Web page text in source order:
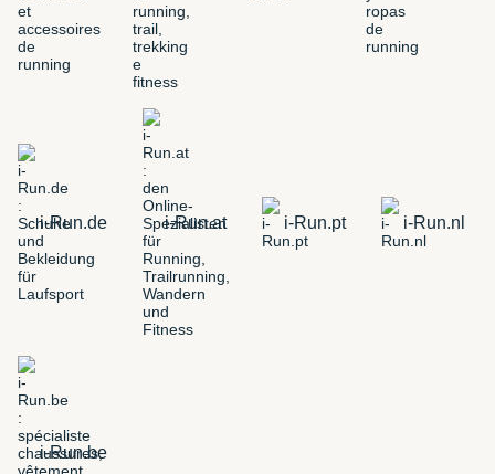
i-Run.de i-Run.at i-Run.pt i-Run.nl
i-Run.be